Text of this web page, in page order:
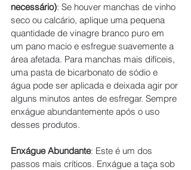
necessário): Se houver manchas de vinho
seco ou calcário, aplique uma pequena
quantidade de vinagre branco puro em
um pano macio e esfregue suavemente a
área afetada. Para manchas mais difíceis,
uma pasta de bicarbonato de sódio e
água pode ser aplicada e deixada agir por
alguns minutos antes de esfregar. Sempre
enxágue abundantemente após o uso
desses produtos.
Enxágue Abundante: Este é um dos
passos mais críticos. Enxágue a taça sob